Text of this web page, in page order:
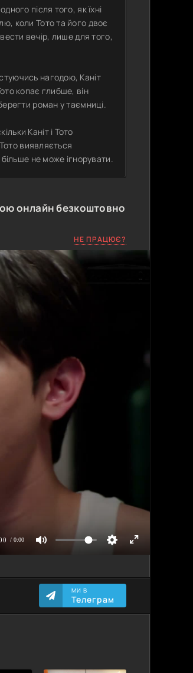
після того, як їхні
коли Тото та його двоє
вечір, лише для того,
нагодою, Каніт
копає глибше, він
роман у таємниці.
Каніт і Тото
виявляється
не може ігнорувати.
онлайн безкоштовно
НЕ ПРАЦЮЄ?
МИ В
Телеграм